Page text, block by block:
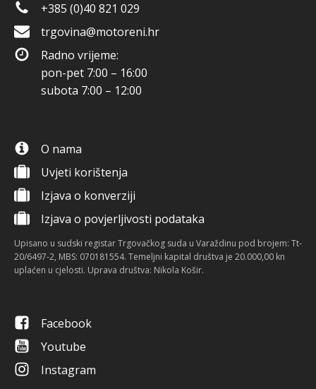
+385 (0)40 821 029
trgovina@motoreni.hr
Radno vrijeme:
pon-pet 7:00 – 16:00
subota 7:00 – 12:00
O nama
Uvjeti korištenja
Izjava o konverziji
Izjava o povjerljivosti podataka
Upisano u sudski registar Trgovačkog suda u Varaždinu pod brojem: Tt-
20/6497-2, MBS: 070181554. Temeljni kapital društva je 20.000,00 kn
uplaćen u cjelosti. Uprava društva: Nikola Košir.
Facebook
Youtube
Instagram